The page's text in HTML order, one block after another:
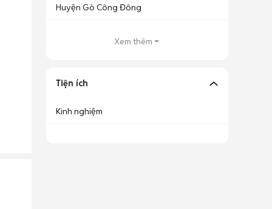
Huyện Gò Công Đông
Xem thêm
Tiện ích
Kinh nghiệm